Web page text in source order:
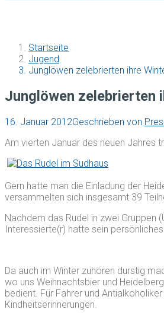
Startseite
Jugend
Junglöwen zelebrierten ihre
Junglöwen zelebrierten
16. Januar 2012Geschrieben von
Am vierten Januar des neuen Jahres
Gern hatte man die Einladung der
versammelten sich insgesamt 39
Nachdem das Rudel in zwei Gruppen
Interessierte(r) hatte sein
Da auch im Winter zuhören durstig
wo uns Weihnachtsbier und
bedient. Für Fahrer und
Kindheitserinnerungen.